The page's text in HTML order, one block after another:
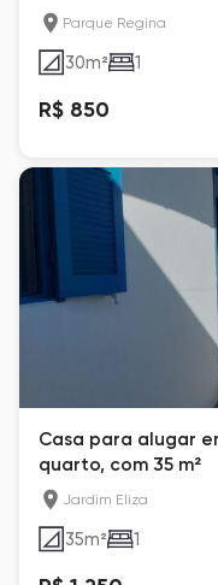
Parque Regina
30m² 1
R$ 850
Casa para alugar
quarto, com 35 m²
Jardim Eliza
35m² 1